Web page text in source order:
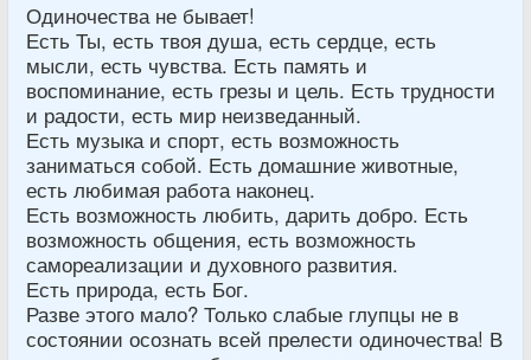
Одиночества не бывает!
Есть Ты, есть твоя душа, есть сердце, есть
мысли, есть чувства. Есть память и
воспоминание, есть грезы и цель. Есть трудности
и радости, есть мир неизведанный.
Есть музыка и спорт, есть возможность
заниматься собой. Есть домашние животные,
есть любимая работа наконец.
Есть возможность любить, дарить добро. Есть
возможность общения, есть возможность
самореализации и духовного развития.
Есть природа, есть Бог.
Разве этого мало? Только слабые глупцы не в
состоянии осознать всей прелести одиночества! В